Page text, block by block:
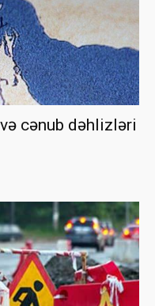
cənub dəhlizləri